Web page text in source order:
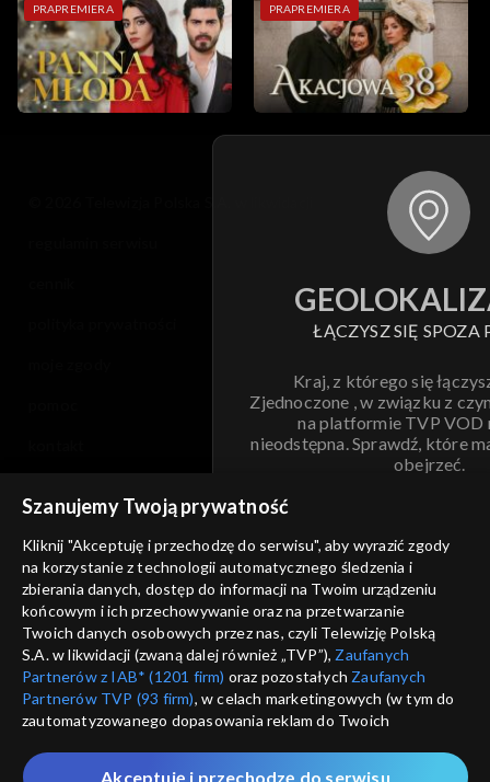
PRAPREMIERA PRAPREMIERA
ŁĄCZYSZ SIĘ SPOZA
Kraj, z którego się
Zjednoczone , w związku z
na platformie TVP VOD
nieodstępna. Sprawdź, które
obejrzeć.
ANULUJ
informacje o dostawcy usług
Szanujemy Twoją prywatność
Kliknij "Akceptuję i przechodzę do serwisu", aby wyrazić zgody
na korzystanie z technologii automatycznego śledzenia i
zbierania danych, dostęp do informacji na Twoim urządzeniu
końcowym i ich przechowywanie oraz na przetwarzanie
Twoich danych osobowych przez nas, czyli Telewizję Polską
S.A. w likwidacji (zwaną dalej również „TVP”), Zaufanych
Partnerów z IAB* (1201 firm) oraz pozostałych Zaufanych
Partnerów TVP (93 firm), w celach marketingowych (w tym do
zautomatyzowanego dopasowania reklam do Twoich
które wskazujemy poniżej, a także zgody na udostępnianie
Akceptuję i przechodzę do serwisu